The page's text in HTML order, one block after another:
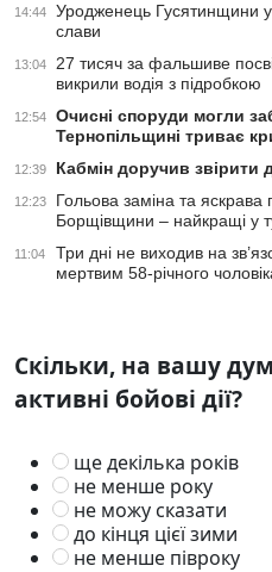
14:44
Уродженець Гусятинщини
слави
13:04
27 тисяч за фальшиве
викрили водія з підробкою
12:54
Очисні споруди могли
Тернопільщині триває
12:39 Кабмін доручив звірити
12:23
Гольова заміна та яскрава
Борщівщини – найкращі у
11:04
Три дні не виходив на
мертвим 58-річного
Скільки, на вашу
активні бойові дії?
ще декілька років
не менше року
не можу сказати
до кінця цієї зими
не менше півроку